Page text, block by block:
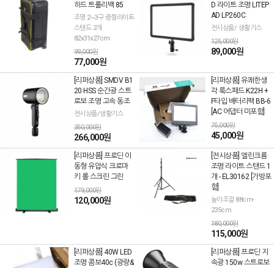
하드 트롤리백 85
조명 2~3구 중형라이트
스탠드 2개
82x31x27cm
99,000원
77,000원
D 라이트 조명 LITEP
AD LP260C
전시상품/ 생활기스
125,000원
89,000원
[리퍼상품] SMDV B1
20 HSS 순간광 스트
로보 조명 고속 동조
전시상품/생활기스
350,000원
266,000원
[리퍼상품] 유쾌한생
각 룩스패드 K22H +
F타입 배터리팩 BB-6
[AC 어댑터 미포함]
75,000원
45,000원
[리퍼상품] 프로딘 이
동형 유압식 크로마
키 롤 스크린 그린
179,000원
120,000원
[전시상품] 엘린크롬
조명 라이트 스탠드 1
개 - EL30162 [가방포
함]
높이조절 88cm-
235cm
180,000원
115,000원
[리퍼상품] 40W LED
조명 콤보40c (광량&
[리퍼상품] 프로딘 지
속광 150w 스트로보